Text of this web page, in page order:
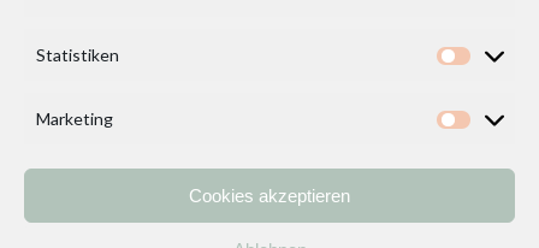
Statistiken
Marketing
Cookies akzeptieren
Kontakt